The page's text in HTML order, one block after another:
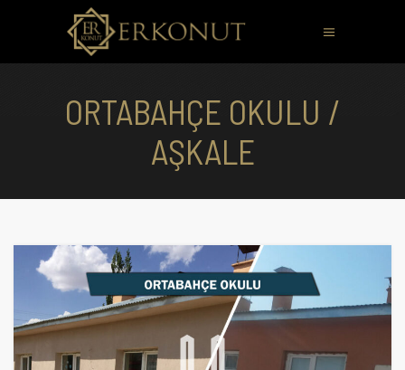
ORTABAHÇE OKULU /
AŞKALE